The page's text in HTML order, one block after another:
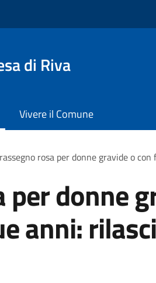
di Riva
Vivere il Comune
rosa per donne gravide o
per donne
anni: